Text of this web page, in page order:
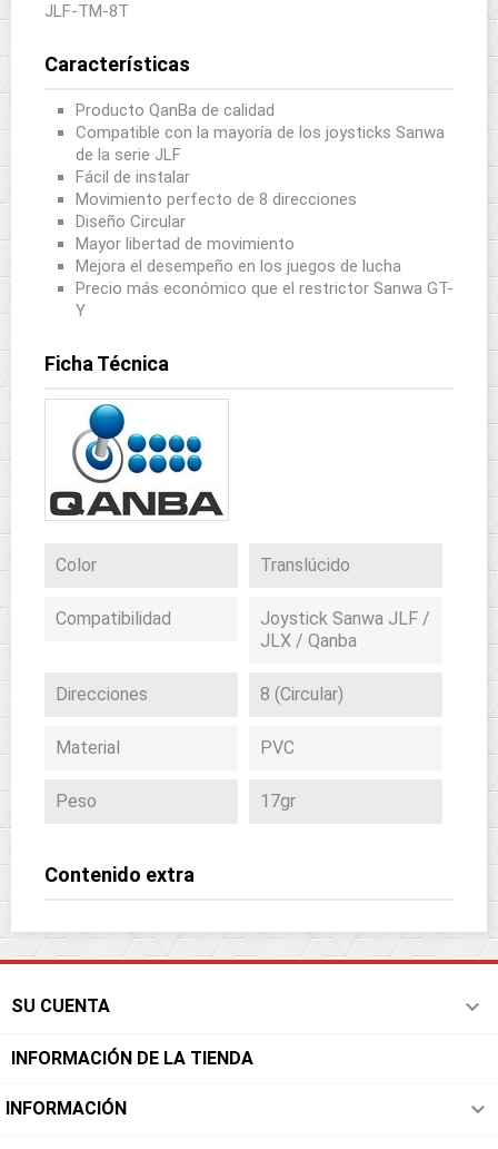
JLF-TM-8T
Características
Producto QanBa de calidad
Compatible con la mayoría de los joysticks Sanwa
de la serie JLF
Fácil de instalar
Movimiento perfecto de 8 direcciones
Diseño Circular
Mayor libertad de movimiento
Mejora el desempeño en los juegos de lucha
Precio más económico que el restrictor Sanwa GT-
Y
Ficha Técnica
Color Translúcido
Compatibilidad
Joystick Sanwa JLF /
JLX / Qanba
Direcciones 8 (Circular)
Material PVC
Peso 17gr
Contenido extra
SU CUENTA 
INFORMACIÓN DE LA TIENDA
INFORMACIÓN 